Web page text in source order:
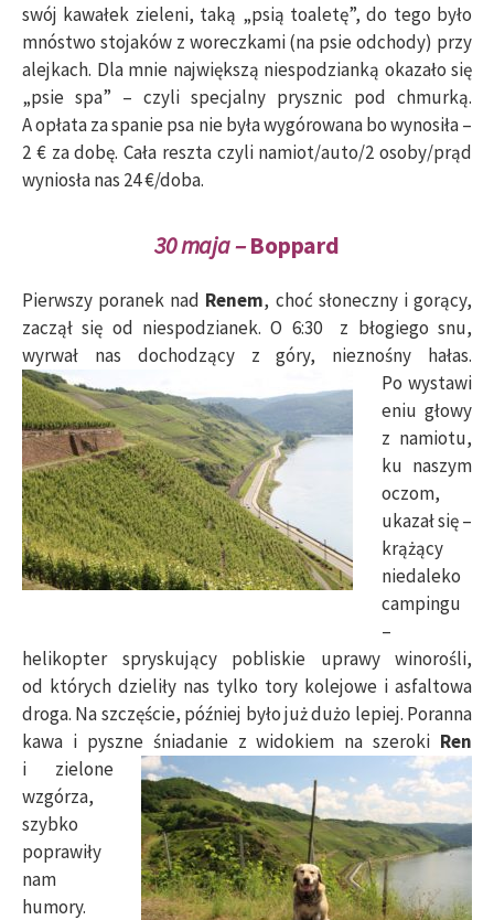
swój kawałek zieleni, taką „psią toaletę”, do tego było
mnóstwo stojaków z woreczkami (na psie odchody) przy
alejkach. Dla mnie największą niespodzianką okazało się
„psie spa” – czyli specjalny prysznic pod chmurką.
A opłata za spanie psa nie była wygórowana bo wynosiła –
2 € za dobę. Cała reszta czyli namiot/auto/2 osoby/prąd
wyniosła nas 24 €/doba.
30 maja –Boppard
Pierwszy poranek nad Renem, choć słoneczny i gorący,
zaczął się od niespodzianek. O 6:30 z błogiego snu,
wyrwał nas dochodzący z góry, nieznośny hałas.
Po wystawi
eniu głowy
z namiotu,
ku naszym
oczom,
ukazał się –
krążący
niedaleko
campingu
–
helikopter spryskujący pobliskie uprawy winorośli,
od których dzieliły nas tylko tory kolejowe i asfaltowa
droga. Na szczęście, później było już dużo lepiej. Poranna
kawa i pyszne śniadanie z widokiem na szeroki Ren
i zielone
wzgórza,
szybko
poprawiły
nam
humory.